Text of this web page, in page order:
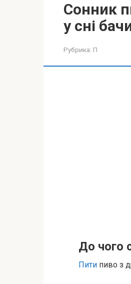
Сонник
у сні
Рубрика: П
До чого
Пити пиво з